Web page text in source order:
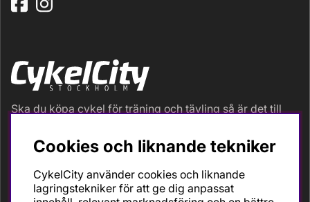
Ska du köpa cykel för träning och tävling så är det till
Vi är en mycket personlig cykelaffär med hög
servicegrad och alla vi som jobbar är inbitna cyklister
och dess produkter. Gör din bästa cykelaffär på
CykelCity!
Cookies och liknande tekniker
CykelCity använder cookies och liknande
lagringstekniker för att ge dig anpassat